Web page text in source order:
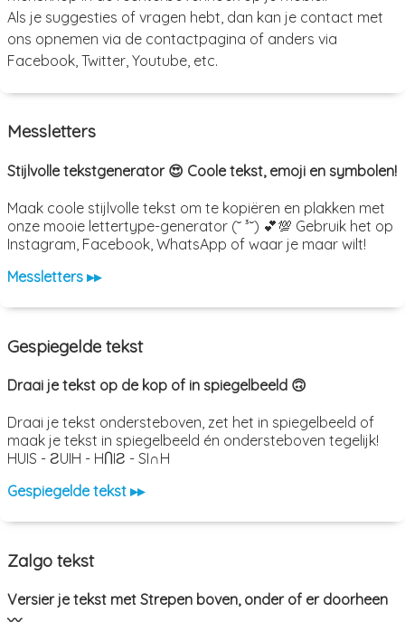
Als je suggesties of vragen hebt, dan kan je contact met
ons opnemen via de contactpagina of anders via
Facebook, Twitter, Youtube, etc.
Messletters
Stijlvolle tekstgenerator 😍 Coole tekst, emoji en symbolen!
Maak coole stijlvolle tekst om te kopiëren en plakken met
onze mooie lettertype-generator (˘ ³˘) 💕💯 Gebruik het op
Instagram, Facebook, WhatsApp of waar je maar wilt!
Messletters ▸▸
Gespiegelde tekst
Draai je tekst op de kop of in spiegelbeeld 🙃
Draai je tekst ondersteboven, zet het in spiegelbeeld of
maak je tekst in spiegelbeeld én ondersteboven tegelijk!
HUIS - ƧUIH - HႶIƧ - SI∩H
Gespiegelde tekst ▸▸
Zalgo tekst
Versier je tekst met Strepen boven, onder of er doorheen
〰️